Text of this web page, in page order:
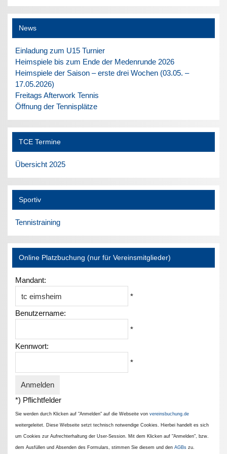
News
Einladung zum U15 Turnier
Heimspiele bis zum Ende der Medenrunde 2026
Heimspiele der Saison – erste drei Wochen (03.05. –
17.05.2026)
Freitags Afterwork Tennis
Öffnung der Tennisplätze
TCE Termine
Übersicht 2025
Sportiv
Tennistraining
Online Platzbuchung (nur für Vereinsmitglieder)
Mandant:
*
Benutzername:
*
Kennwort:
*
*) Pflichtfelder
Sie werden durch Klicken auf "Anmelden" auf die Webseite vonvereinsbuchung.de
weitergeleitet. Diese Webseite setzt technisch notwendige Cookies. Hierbei handelt es sich
um Cookies zur Aufrechterhaltung der User-Session. Mit dem Klicken auf "Anmelden", bzw.
dem Ausfüllen und Absenden des Formulars, stimmen Sie diesem und denAGBs zu.